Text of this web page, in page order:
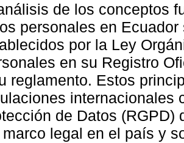
de los conceptos
personales en
por la Ley
en su Registro
reglamento. Estos
internacionales
de Datos (RGPD)
marco legal en el país y